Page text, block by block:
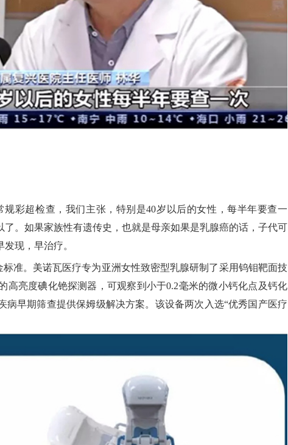
彩超检查，我们主张，特别是40岁以后的女性，每半年要查一
。如果家族性有遗传史，也就是母亲如果是乳腺癌的话，子代可
现，早治疗。
准。美诺瓦医疗专为亚洲女性致密型乳腺研制了采用钨钼靶面技
高亮度碘化铯探测器，可观察到小于0.2毫米的微小钙化点及钙化
早期筛查提供保姆级解决方案。该设备两次入选“优秀国产医疗